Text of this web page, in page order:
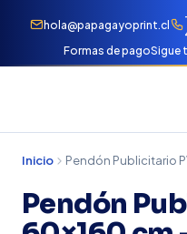
hola@papagayoprint.cl
Formas de pagoSigue
Inicio Pendón Publicitario
Pendón